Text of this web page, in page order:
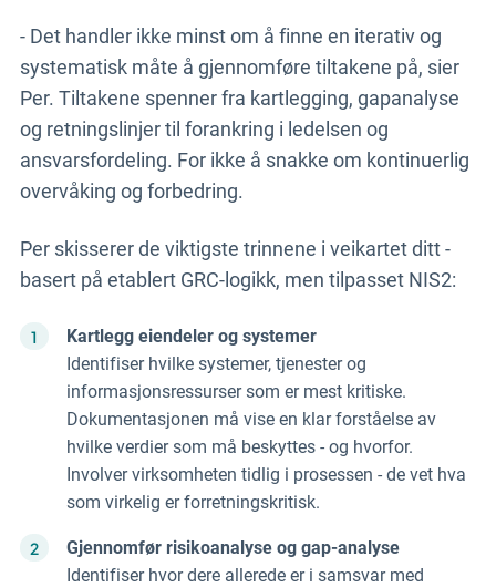
- Det handler ikke minst om å finne en iterativ og
systematisk måte å gjennomføre tiltakene på, sier
Per. Tiltakene spenner fra kartlegging, gapanalyse
og retningslinjer til forankring i ledelsen og
ansvarsfordeling. For ikke å snakke om kontinuerlig
overvåking og forbedring.
Per skisserer de viktigste trinnene i veikartet ditt -
basert på etablert GRC-logikk, men tilpasset NIS2:
Kartlegg eiendeler og systemer
Identifiser hvilke systemer, tjenester og
informasjonsressurser som er mest kritiske.
Dokumentasjonen må vise en klar forståelse av
hvilke verdier som må beskyttes - og hvorfor.
Involver virksomheten tidlig i prosessen - de vet hva
som virkelig er forretningskritisk.
Gjennomfør risikoanalyse og gap-analyse
Identifiser hvor dere allerede er i samsvar med